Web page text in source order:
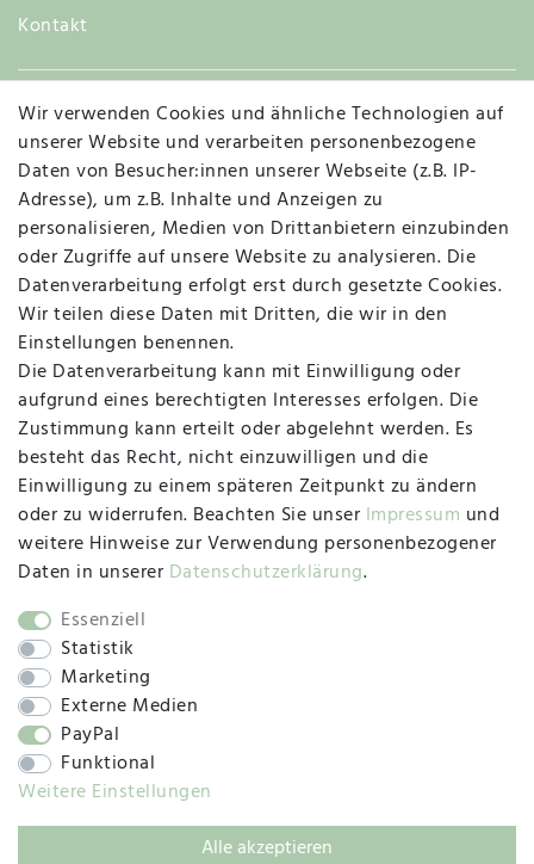
Kontakt
Widerruf
Vertrag widerrufen Kontakt
MAPALI VOR ORT
Herzogstraße 10
47533 Kleve
Montag, Dienstag, Donnerstag, Freitag
09:00 Uhr bis 13:00 Uhr
Mittwoch
09:00 Uhr bis 12:00 Uhr
SOCIAL
Wir verwenden Cookies und ähnliche Technologien auf
unserer Website und verarbeiten personenbezogene
Daten von Besucher:innen unserer Webseite (z.B. IP-
Adresse), um z.B. Inhalte und Anzeigen zu
personalisieren, Medien von Drittanbietern einzubinden
oder Zugriffe auf unsere Website zu analysieren. Die
Datenverarbeitung erfolgt erst durch gesetzte Cookies.
Wir teilen diese Daten mit Dritten, die wir in den
Einstellungen benennen.
Die Datenverarbeitung kann mit Einwilligung oder
aufgrund eines berechtigten Interesses erfolgen. Die
Zustimmung kann erteilt oder abgelehnt werden. Es
besteht das Recht, nicht einzuwilligen und die
Einwilligung zu einem späteren Zeitpunkt zu ändern
oder zu widerrufen. Beachten Sie unser Impressum und
weitere Hinweise zur Verwendung personenbezogener
Daten in unserer Daten­schutz­erklärung.
Essenziell
Statistik
Marketing
Externe Medien
PayPal
Funktional
Weitere Einstellungen
Alle akzeptieren